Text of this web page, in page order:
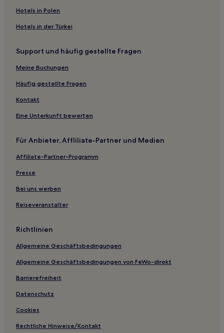
Hotels nahe Bahnhof Marche-En-Famenne
Hotels nahe Bahnhof Ampsin
Ambly Hotels
Monville Hotels
Harze Hotels
Familien in La Roche-en-Ardenne
Familien in Septon
Hotels mit Pool in Grandhan
Familien in Grandhan
Hotels mit Parkplatz in Durbuy
Familien in Durbuy
Haustierfreundliche in Durbuy
Familien in Heure
3-Sterne-Hotels in Hotton
3-Sterne-Hotels in Manhay
Hotels in Polen
Hotels in der Türkei
Support und häufig gestellte Fragen
Meine Buchungen
Häufig gestellte Fragen
Kontakt
Eine Unterkunft bewerten
Für Anbieter, Affliliate-Partner und Medien
Affiliate-Partner-Programm
Presse
Bei uns werben
Reiseveranstalter
Richtlinien
Allgemeine Geschäftsbedingungen
Allgemeine Geschäftsbedingungen von FeWo-direkt
Barrierefreiheit
Datenschutz
Cookies
Rechtliche Hinweise/Kontakt